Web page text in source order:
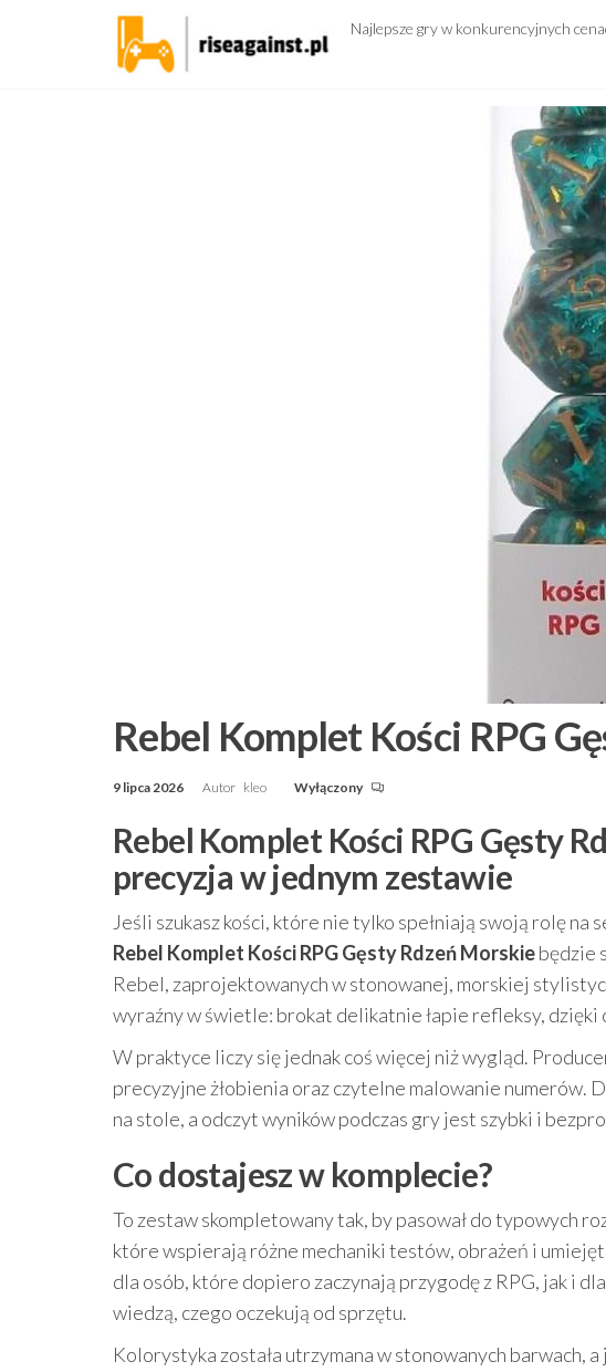
Najlepsze gry w konkurencyjnych
Rebel Komplet Kości RPG
9 lipca 2026 Autor kleo Wyłączony
Rebel Komplet Kości RPG Gęsty
precyzja w jednym zestawie
Jeśli szukasz kości, które nie tylko spełniają swoją rolę
Rebel Komplet Kości RPG Gęsty Rdzeń Morskiebędzie
Rebel, zaprojektowanych w stonowanej, morskiej
wyraźny w świetle: brokat delikatnie łapie refleksy, dzięki
W praktyce liczy się jednak coś więcej niż wygląd.
precyzyjne żłobienia oraz czytelne malowanie numerów.
na stole, a odczyt wyników podczas gry jest szybki i
Co dostajesz w komplecie?
To zestaw skompletowany tak, by pasował do typowych
które wspierają różne mechaniki testów, obrażeń i
dla osób, które dopiero zaczynają przygodę z RPG, jak i
wiedzą, czego oczekują od sprzętu.
Kolorystyka została utrzymana w stonowanych barwach,